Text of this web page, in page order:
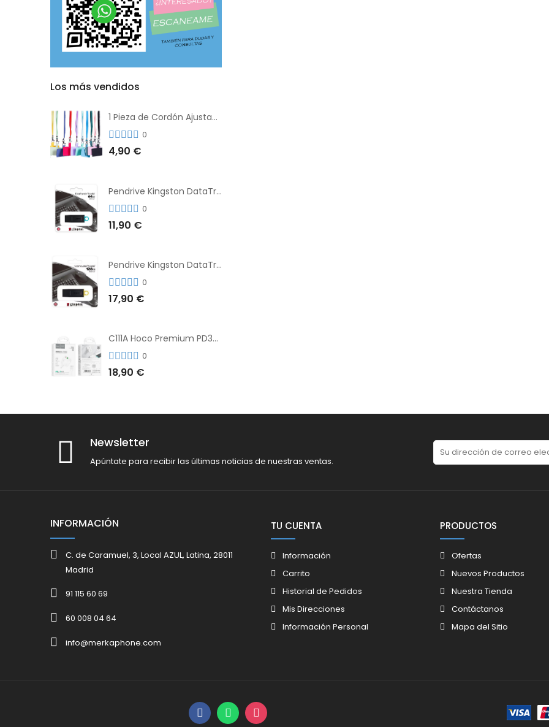
Los más vendidos
1 Pieza de Cordón Ajustable Universal Para el Teléfono Con Clip Antipérdida
0
4,90 €
Pendrive Kingston DataTraveler® Exodia™ 64GB 3.2'
0
11,90 €
Pendrive Kingston DataTraveler® Exodia™ 128GB 3.2´
0
17,90 €
C111A Hoco Premium PD30W Adaptador de Carga Rápida Puerto Dual USB+Tipo C + Cable
0
18,90 €
Newsletter
Apúntate para recibir las últimas noticias de nuestras ventas.
INFORMACIÓN
C. de Caramuel, 3, Local AZUL, Latina, 28011
Madrid
91 115 60 69
60 008 04 64
info@merkaphone.com
TU CUENTA
Información
Carrito
Historial de Pedidos
Mis Direcciones
Información Personal
PRODUCTOS
Ofertas
Nuevos Productos
Nuestra Tienda
Contáctanos
Mapa del Sitio